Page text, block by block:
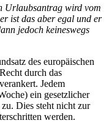
Urlaubsantrag wird vom
ist das aber egal und er
jedoch keineswegs
des europäischen
durch das
Jedem
ein gesetzlicher
Dies steht nicht zur
werden.